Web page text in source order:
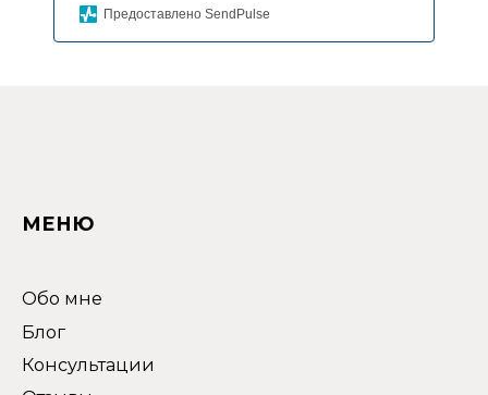
Предоставлено SendPulse
МЕНЮ
Обо мне
Блог
Консультации